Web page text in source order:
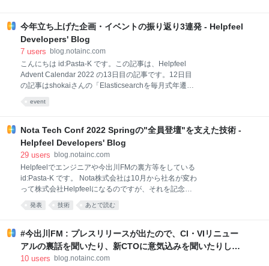
リーン、ホワイトボードも提供しているので、アンカ
ンファレン
イムセッションやメンバー各位のトークに来場頂いた
皆さまありがとうございました！ niboshiのトークの
資料は以下からご覧頂けます 京都リサーチパーク4階
でブースオープンしてます！ ツイートキャンペーンも
実質中！ よろしくお願いします！ #yapcjapan
pic.twitter.com/urmnHrrmPx— Helpfeel Tech
終了！！！ おつかれさまでした！！！ また次のイベン
今年立ち上げた企画・イベントの振り返り3連発 - Helpfeel
Developers' Blog
7 users blog.notainc.com
こんにちは id:Pasta-K です。この記事は、Helpfeel
Advent Calendar 2022 の13日目の記事です。12日目
の記事はshokaiさんの「Elasticsearchを毎月式年遷宮
ね。 今日の記事では、id:Pasta-K が2022年に始めた社
内での活動を、その狙いや結果などと共に紹介しよう
と思います。 今出川FM 狙いとキッカケ 担当したこと
Gyazoの開発ドキュメントを書く会 狙いとキッカケ 担
当したこと 結果や現状 今後に向けて 個人開発祭り 狙
いとキッカケ 担当したこと 結果や現状 今後に向けて
まとめ 今出川FM 「今出川FM」は「株式会社
event
Nota Tech Conf 2022 Springの"全員登壇"を支えた技術 -
Helpfeel Developers' Blog
29 users blog.notainc.com
Helpfeelでエンジニアや今出川FMの裏方等をしている
id:Pasta-K です。 Nota株式会社は10月から社名が変わ
って株式会社Helpfeelになるのですが、それを記念し
た「Nota Reborn Calendar 2022」という企画をやっ
ていまして、この記事はその10日目の記事になりま
にアルバイトとして入社したのが2014年8月だったは
ずなので、長いもので丸8年が経過したことになりま
す。いや〜、まさかこんなに大きくなって社名が変わ
発表 技術 あとで読む
#今出川FM : プレスリリースが出たので、CI・VIリニュー
アルの裏話を聞いたり、新CTOに意気込みを聞いたりしま
した - Helpfeel Developers' Blog
10 users blog.notainc.com